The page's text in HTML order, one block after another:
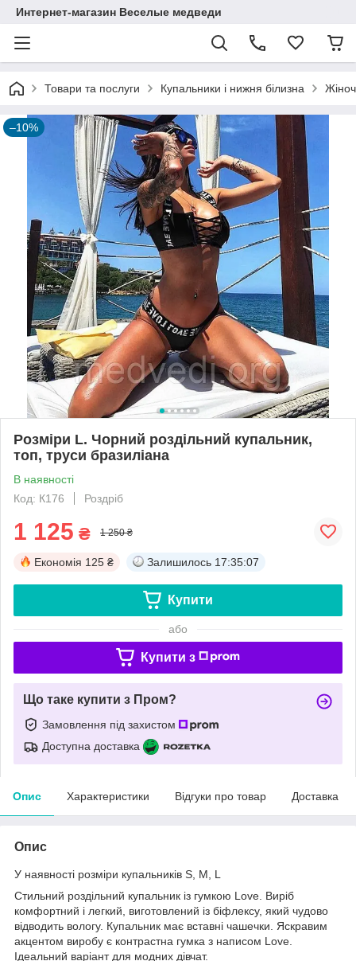
Интернет-магазин Веселые медведи
Товари та послуги Купальники і нижня білизна
–10%
Розміри L. Чорний роздільний купальник,
топ, труси бразиліана
В наявності
Код: К176
Роздріб
1 125 ₴ 1 250 ₴
Економія 125 ₴ Залишилось 17:35:06
Купити
або
Купити з
Що таке купити з Пром?
Замовлення під захистом
Доступна доставка
Опис Характеристики Відгуки про товар Доставка
Опис
У наявності розміри купальників S, M, L
Стильний роздільний купальник із гумкою Love. Виріб
комфортний і легкий, виготовлений із біфлексу, який чудово
відводить вологу. Купальник має вставні чашечки. Яскравим
акцентом виробу є контрастна гумка з написом Love.
Ідеальний варіант для модних дівчат.